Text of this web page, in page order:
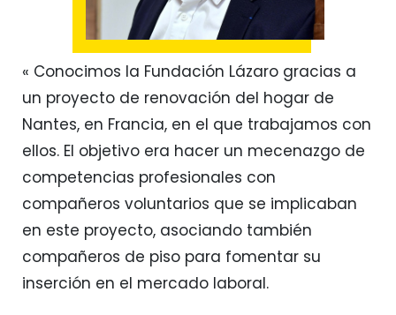
« Conocimos la Fundación Lázaro gracias a
un proyecto de renovación del hogar de
Nantes, en Francia, en el que trabajamos con
ellos. El objetivo era hacer un mecenazgo de
competencias profesionales con
compañeros voluntarios que se implicaban
en este proyecto, asociando también
compañeros de piso para fomentar su
inserción en el mercado laboral.